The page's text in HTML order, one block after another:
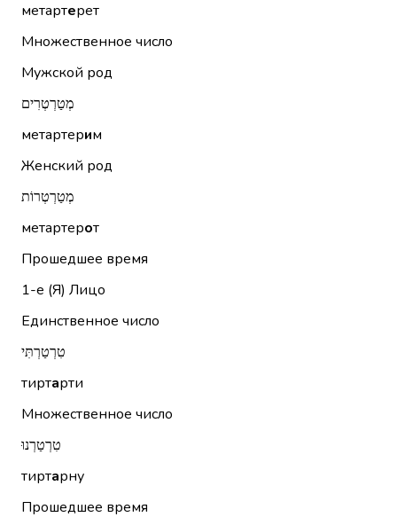
метартерет
Множественное число
Мужской род
מְטַרְטְרִים
метартерим
Женский род
מְטַרְטְרוֹת
метартерот
Прошедшее время
1-е (Я) Лицо
Единственное число
טִרְטַרְתִּי
тиртарти
Множественное число
טִרְטַרְנוּ
тиртарну
Прошедшее время